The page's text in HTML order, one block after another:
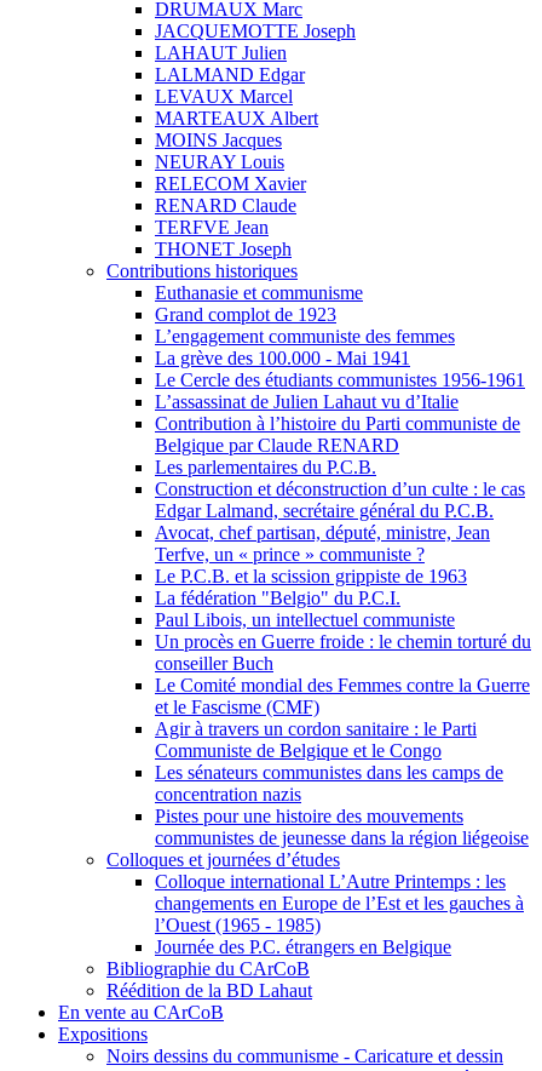
DRUMAUX Marc
JACQUEMOTTE Joseph
LAHAUT Julien
LALMAND Edgar
LEVAUX Marcel
MARTEAUX Albert
MOINS Jacques
NEURAY Louis
RELECOM Xavier
RENARD Claude
TERFVE Jean
THONET Joseph
Contributions historiques
Euthanasie et communisme
Grand complot de 1923
L’engagement communiste des femmes
La grève des 100.000 - Mai 1941
Le Cercle des étudiants communistes 1956-1961
L’assassinat de Julien Lahaut vu d’Italie
Contribution à l’histoire du Parti communiste de
Belgique par Claude RENARD
Les parlementaires du P.C.B.
Construction et déconstruction d’un culte : le cas
Edgar Lalmand, secrétaire général du P.C.B.
Avocat, chef partisan, député, ministre, Jean
Terfve, un « prince » communiste ?
Le P.C.B. et la scission grippiste de 1963
La fédération "Belgio" du P.C.I.
Paul Libois, un intellectuel communiste
Un procès en Guerre froide : le chemin torturé du
conseiller Buch
Le Comité mondial des Femmes contre la Guerre
et le Fascisme (CMF)
Agir à travers un cordon sanitaire : le Parti
Communiste de Belgique et le Congo
Les sénateurs communistes dans les camps de
concentration nazis
Pistes pour une histoire des mouvements
communistes de jeunesse dans la région liégeoise
Colloques et journées d’études
Colloque international L’Autre Printemps : les
changements en Europe de l’Est et les gauches à
l’Ouest (1965 - 1985)
Journée des P.C. étrangers en Belgique
Bibliographie du CArCoB
Réédition de la BD Lahaut
En vente au CArCoB
Expositions
Noirs dessins du communisme - Caricature et dessin